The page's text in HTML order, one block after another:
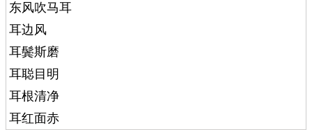
东风吹马耳
耳边风
耳鬓斯磨
耳聪目明
耳根清净
耳红面赤